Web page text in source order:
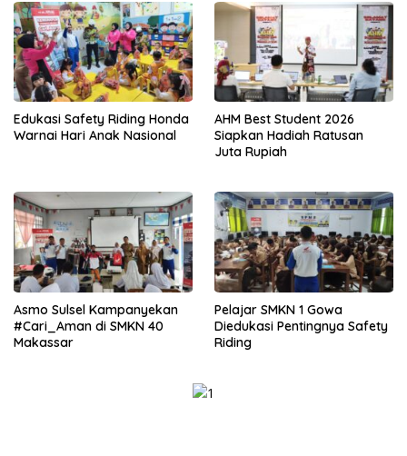
Edukasi Safety Riding Honda
Warnai Hari Anak Nasional
AHM Best Student 2026
Siapkan Hadiah Ratusan
Juta Rupiah
Asmo Sulsel Kampanyekan
#Cari_Aman di SMKN 40
Makassar
Pelajar SMKN 1 Gowa
Diedukasi Pentingnya Safety
Riding